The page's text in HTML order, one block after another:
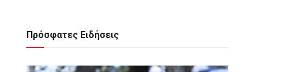
Πρόσφατες Ειδήσεις